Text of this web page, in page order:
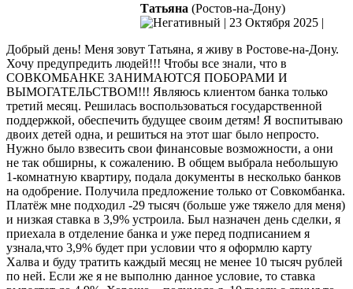
Татьяна (Ростов-на-Дону)
| 23 Октября 2025 |
Добрый день! Меня зовут Татьяна, я живу в Ростове-на-Дону.
Хочу предупредить людей!!! Чтобы все знали, что в
СОВКОМБАНКЕ ЗАНИМАЮТСЯ ПОБОРАМИ И
ВЫМОГАТЕЛЬСТВОМ!!! Являюсь клиентом банка только
третий месяц. Решилась воспользоваться государственной
поддержкой, обеспечить будущее своим детям! Я воспитываю
двоих детей одна, и решиться на этот шаг было непросто.
Нужно было взвесить свои финансовые возможности, а они
не так обширны, к сожалению. В общем выбрала небольшую
1-комнатную квартиру, подала документы в несколько банков
на одобрение. Получила предложение только от Совкомбанка.
Платёж мне подходил -29 тысяч (больше уже тяжело для меня)
и низкая ставка в 3,9% устроила. Был назначен день сделки, я
приехала в отделение банка и уже перед подписанием я
узнала,что 3,9% будет при условии что я оформлю карту
Халва и буду тратить каждый месяц не менее 10 тысяч рублей
по ней. Если же я не выполню данное условие, то ставка